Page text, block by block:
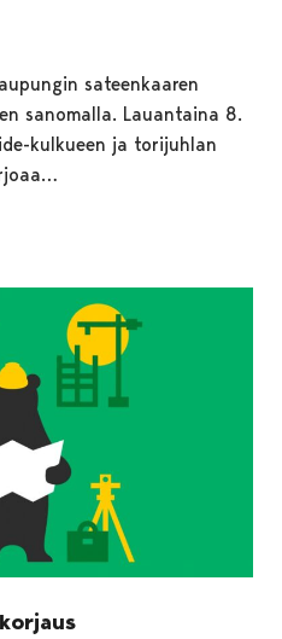
sateenkaaren
sanomalla. Lauantaina 8.
kulkueen ja torijuhlan